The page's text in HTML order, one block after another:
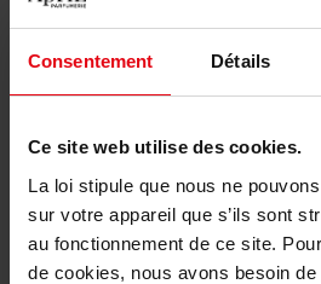
Consentement Détails
Ce site web utilise des cookies.
La loi stipule que nous ne
sur votre appareil que s’ils sont
au fonctionnement de ce site.
de cookies, nous avons besoin
Emballage cadeau offert
Description
Caractéristiques